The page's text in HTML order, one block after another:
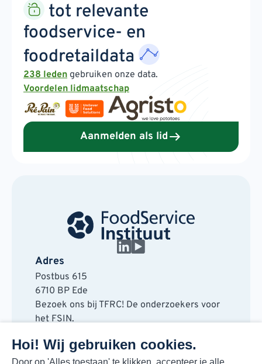
Hoi! Wij gebruiken cookies.
Door op 'Alles toestaan' te klikken, accepteer je alle
tot relevante
foodservice- en
foodretaildata
238 leden gebruiken onze data.
Voordelen lidmaatschap
Aanmelden als lid
Adres
Postbus 615
6710 BP Ede
Bezoek ons bij TFRC! De onderzoekers voor
het FSIN.
6717 LT Ede